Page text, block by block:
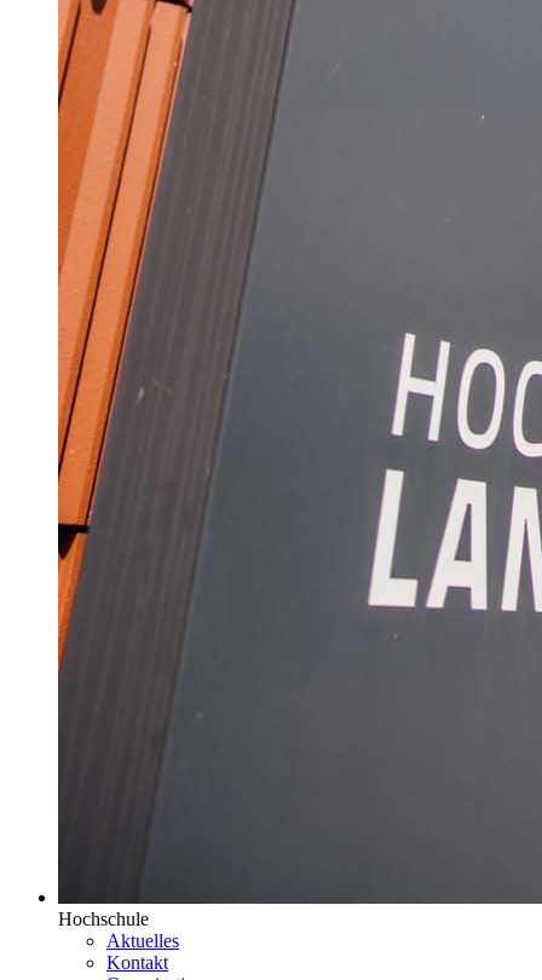
Hochschule
Aktuelles
Kontakt